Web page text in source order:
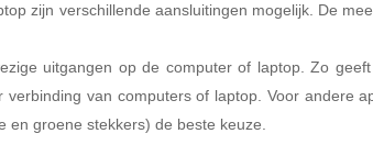
zijn verschillende aansluitingen mogelijk. De
uitgangen op de computer of laptop. Zo
van computers of laptop. Voor andere
groene stekkers) de beste keuze.